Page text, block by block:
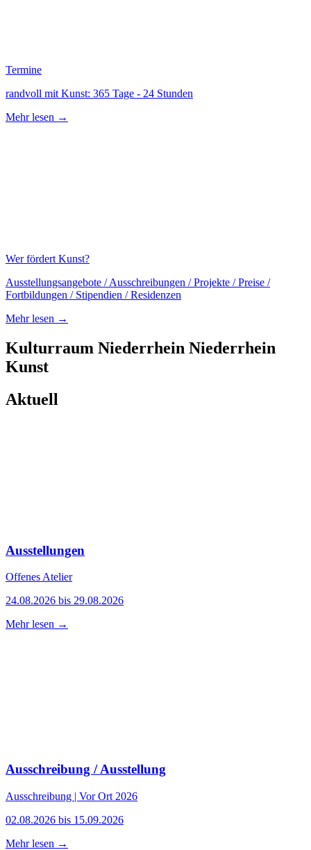
Termine
randvoll mit Kunst: 365 Tage - 24 Stunden
Mehr lesen →
Wer fördert Kunst?
Ausstellungsangebote / Ausschreibungen / Projekte / Preise /
Fortbildungen / Stipendien / Residenzen
Mehr lesen →
Kulturraum Niederrhein Niederrhein
Kunst
Aktuell
Ausstellungen
Offenes Atelier
24.08.2026 bis 29.08.2026
Mehr lesen →
Ausschreibung / Ausstellung
Ausschreibung | Vor Ort 2026
02.08.2026 bis 15.09.2026
Mehr lesen →